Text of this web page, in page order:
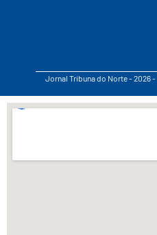
Jornal Tribuna do Norte - 2026